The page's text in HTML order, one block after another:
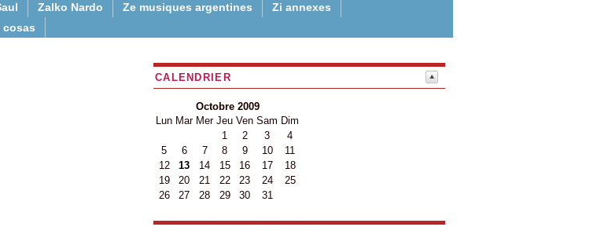
Zalko Nardo Ze musiques argentines
Zi annexes
cosas
CALENDRIER
Octobre 2009
Lun Mar Mer Jeu Ven Sam Dim
1
2 3
4
5
6 7 8 9 10
11
12
13 14 15 16 17
18
19
20 21 22 23 24
25
26
27 28 29 30 31